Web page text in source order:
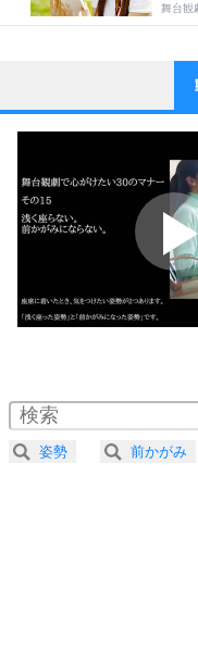
舞台観
1
スト
他人
いっ
いら
プラ
ポジ
ポジ
スト
人生
気楽に
4 器の
2.0倍速 （232KB
2.5倍速 （186KB
3.0倍速 （155KB
姿勢 前かがみ